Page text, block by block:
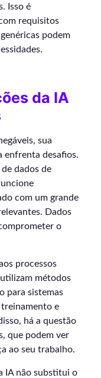
Isso é
requisitos
podem
da IA
sua
enfrenta desafios.
dados de
com um grande
Dados
o
processos
métodos
para sistemas
treinamento e
há a questão
que podem ver
ao seu trabalho.
IA não substitui o